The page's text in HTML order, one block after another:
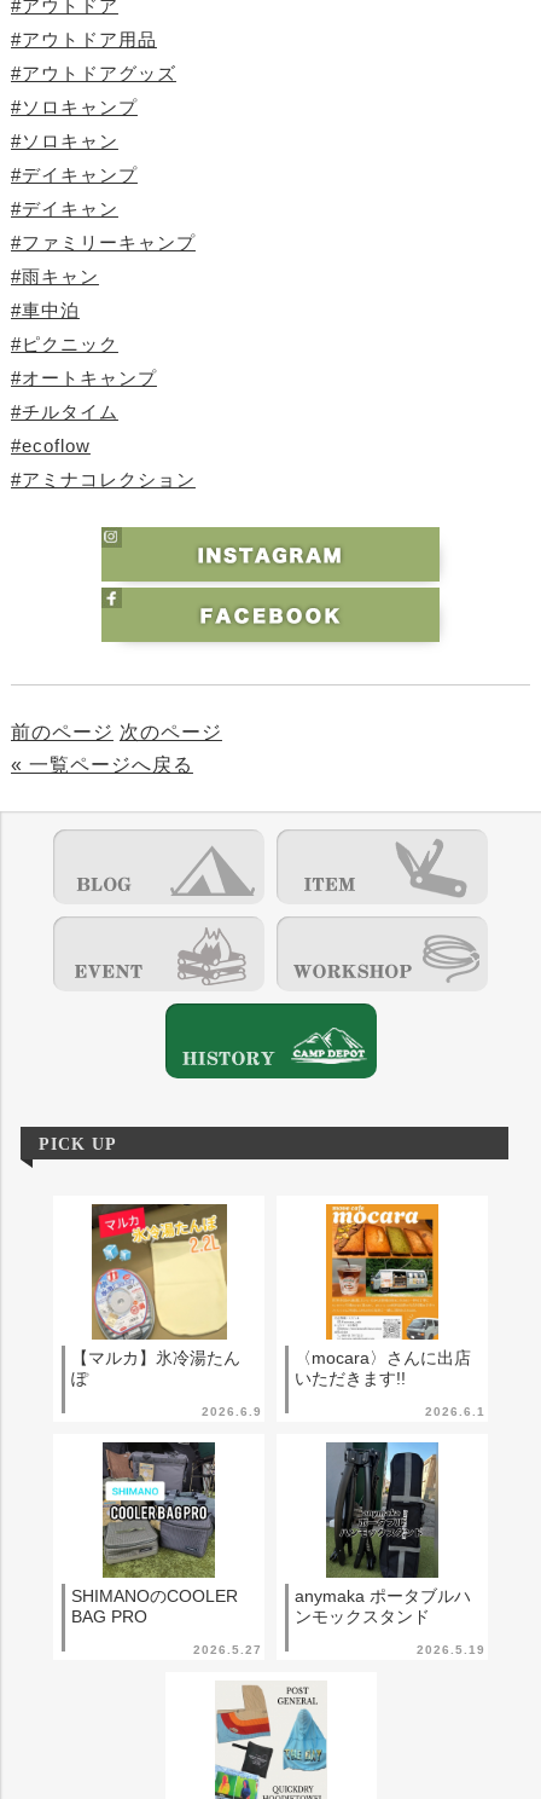
#アウトドア
#アウトドア用品
#アウトドアグッズ
#ソロキャンプ
#ソロキャン
#デイキャンプ
#デイキャン
#ファミリーキャンプ
#雨キャン
#車中泊
#ピクニック
#オートキャンプ
#チルタイム
#ecoflow
#アミナコレクション
前のページ 次のページ
« 一覧ページへ戻る
PICK UP
2026.6.9
【マルカ】氷冷湯たん
ぽ
2026.6.1
〈mocara〉さんに出店
いただきます!!
2026.5.27
SHIMANOのCOOLER
BAG PRO
2026.5.19
anymaka ポータブルハ
ンモックスタンド